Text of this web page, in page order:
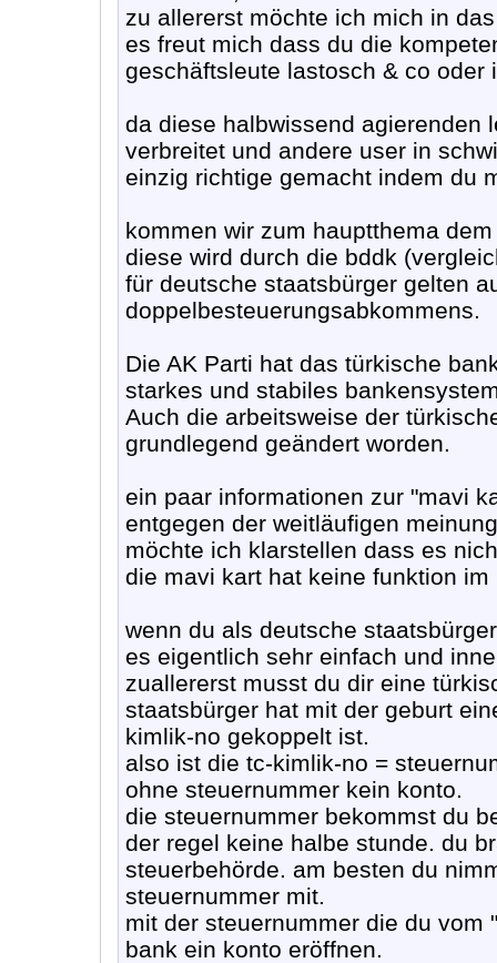
zu allererst möchte ich mich in
es freut mich dass du die
geschäftsleute lastosch & co oder
da diese halbwissend agierenden
verbreitet und andere user in
einzig richtige gemacht indem du
kommen wir zum hauptthema
diese wird durch die bddk
für deutsche staatsbürger gelten
doppelbesteuerungsabkommens.
Die AK Parti hat das türkische
starkes und stabiles
Auch die arbeitsweise der
grundlegend geändert worden.
ein paar informationen zur "mavi
entgegen der weitläufigen
möchte ich klarstellen dass es
die mavi kart hat keine funktion
wenn du als deutsche
es eigentlich sehr einfach und
zuallererst musst du dir eine
staatsbürger hat mit der geburt
kimlik-no gekoppelt ist.
also ist die tc-kimlik-no =
ohne steuernummer kein konto.
die steuernummer bekommst du
der regel keine halbe stunde. du
steuerbehörde. am besten du
steuernummer mit.
mit der steuernummer die du
bank ein konto eröffnen.